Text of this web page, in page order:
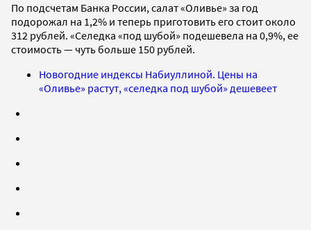
По подсчетам Банка России, салат «Оливье» за год
подорожал на 1,2% и теперь приготовить его стоит около
312 рублей. «Селедка «под шубой» подешевела на 0,9%, ее
стоимость — чуть больше 150 рублей.
Новогодние индексы Набиуллиной. Цены на
«Оливье» растут, «селедка под шубой» дешевеет